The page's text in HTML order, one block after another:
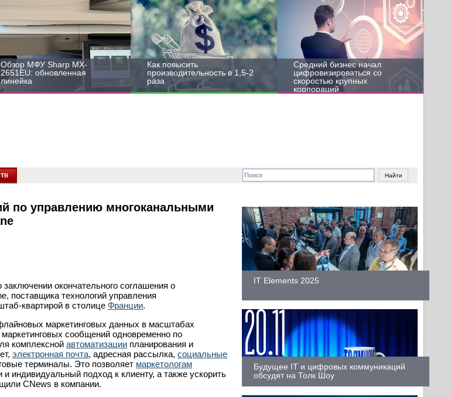
Обзор МФУ Sharp MX-
2651EU: обновленная
линейка
Как повысить
производительность в 1,5-2
раза
Средний бизнес начал
цифровизироваться со
скоростью крупных
корпораций
ТВ
по управлению многоканальными
окончательного соглашения о
поставщика технологий управления
квартирой в столице Франции.
маркетинговых данных в масштабах
сообщений одновременно по
комплексной автоматизации планирования и
электронная почта, адресная рассылка, социальные
терминалы. Это позволяет маркетологам
индивидуальный подход к клиенту, а также ускорить
CNews в компании.
IT Elements 2025
Будущее IT и цифровых коммуникаций
обсудят на Толк Шоу